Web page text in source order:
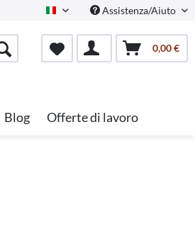
Italian Assistenza/Aiuto
0,00 €
Blog Offerte di lavoro